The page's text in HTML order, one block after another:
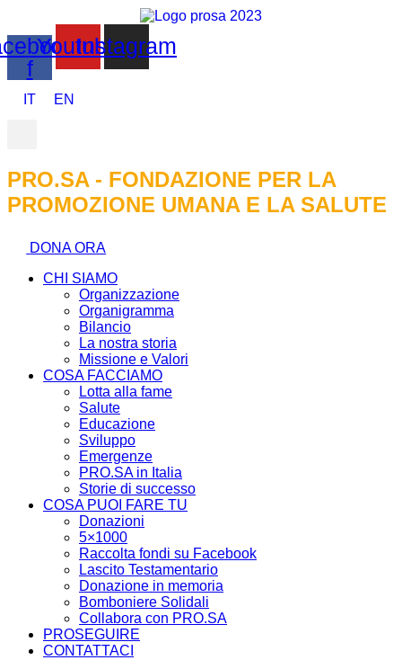
f
YoutubeInstagram
IT EN
PRO.SA - FONDAZIONE PER LA
PROMOZIONE UMANA E LA SALUTE
DONA ORA
CHI SIAMO
Organizzazione
Organigramma
Bilancio
La nostra storia
Missione e Valori
COSA FACCIAMO
Lotta alla fame
Salute
Educazione
Sviluppo
Emergenze
PRO.SA in Italia
Storie di successo
COSA PUOI FARE TU
Donazioni
5×1000
Raccolta fondi su Facebook
Lascito Testamentario
Donazione in memoria
Bomboniere Solidali
Collabora con PRO.SA
PROSEGUIRE
CONTATTACI